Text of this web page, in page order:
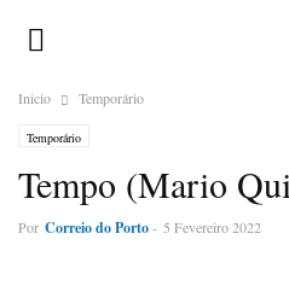
Inicio Temporário
Temporário
Tempo (Mario
Por Correio do Porto- 5 Fevereiro 2022